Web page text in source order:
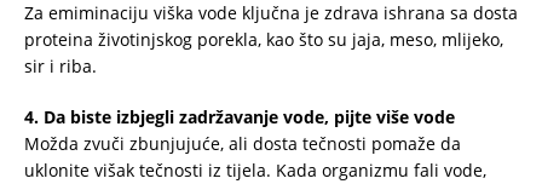
Za emiminaciju viška vode ključna je zdrava ishrana sa dosta
proteina životinjskog porekla, kao što su jaja, meso, mlijeko,
sir i riba.
4. Da biste izbjegli zadržavanje vode, pijte više vode
Možda zvuči zbunjujuće, ali dosta tečnosti pomaže da
uklonite višak tečnosti iz tijela. Kada organizmu fali vode,